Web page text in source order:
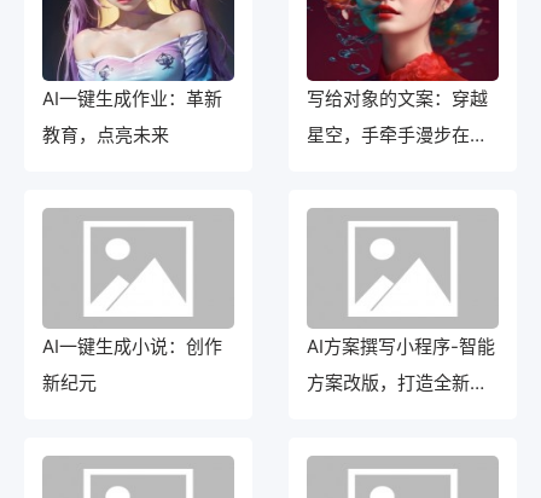
AI一键生成作业：革新
教育，点亮未来
写给对象的文案：穿越
星空，手牵手漫步在梦
AI一键生成小说：创作
新纪元
AI方案撰写小程序-智能
方案改版，打造全新小